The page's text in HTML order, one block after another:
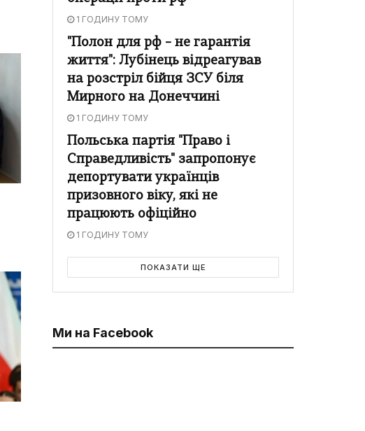
1 ГОДИНУ ТОМУ
"Полон для рф – не гарантія
життя": Лубінець відреагував
на розстріл бійця ЗСУ біля
Мирного на Донеччині
1 ГОДИНУ ТОМУ
Польська партія "Право і
Справедливість" запропонує
депортувати українців
призовного віку, які не
працюють офіційно
1 ГОДИНУ ТОМУ
ПОКАЗАТИ ЩЕ
Ми на Facebook